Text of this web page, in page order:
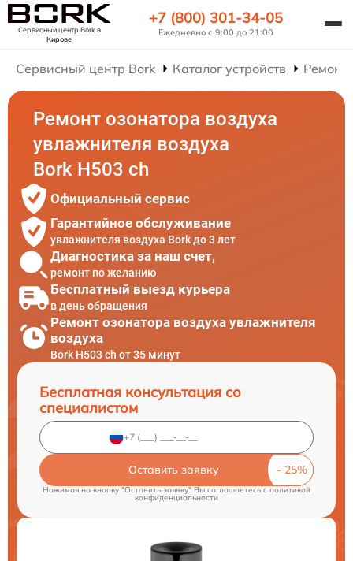
Сервисный центр Borkв
Кирове
+7 (800) 301-34-05
Ежедневно с 9:00 до 21:00
Сервисный центр Bork Каталог устройств Ремонт
Ремонт озонатора воздуха
увлажнителя воздуха
Bork H503 ch
Официальный сервис
Гарантийное обслуживание
увлажнителя воздуха Bork до 3 лет
Диагностика за наш счет,
ремонт по желанию
Бесплатный выезд курьера
в день обращения
Ремонт озонатора воздуха увлажнителя
воздуха
Bork H503 ch от 35 минут
Бесплатная консультация со
специалистом
Оставить заявку
Нажимая на кнопку "Оставить заявку" Вы соглашаетесь cполитикой
конфиденциальности